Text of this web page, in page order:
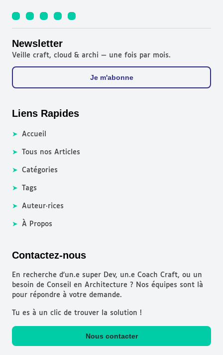
Newsletter
Veille craft, cloud & archi — une fois par mois.
Je m'abonne
Liens Rapides
➤ Accueil
➤ Tous nos Articles
➤ Catégories
➤ Tags
➤ Auteur·rices
➤ À Propos
Contactez-nous
En recherche d'un.e super Dev, un.e Coach Craft, ou un
besoin de Conseil en Architecture ? Nos équipes sont là
pour répondre à votre demande.
Tu es à un clic de trouver la solution !
Nous contacter